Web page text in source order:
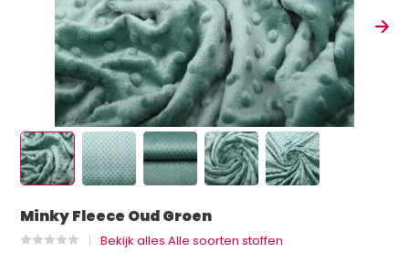
Minky Fleece Oud Groen
Bekijk alles Alle soorten stoffen